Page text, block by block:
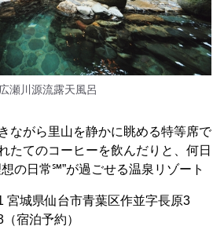
広瀬川源流露天風呂
ながら里山を静かに眺める特等席で
たてのコーヒーを飲んだりと、何日
の日常℠”が過ごせる温泉リゾート
宮城県仙台市青葉区作並字長原3
宿泊予約）